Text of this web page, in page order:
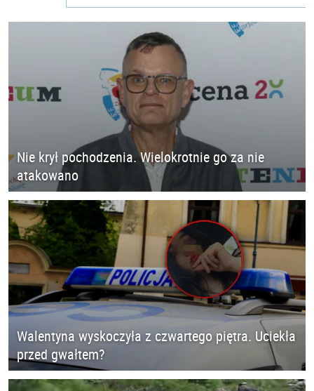
Nie krył pochodzenia. Wielokrotnie go za nie
atakowano
Walentyna wyskoczyła z czwartego piętra. Uciekła
przed gwałtem?